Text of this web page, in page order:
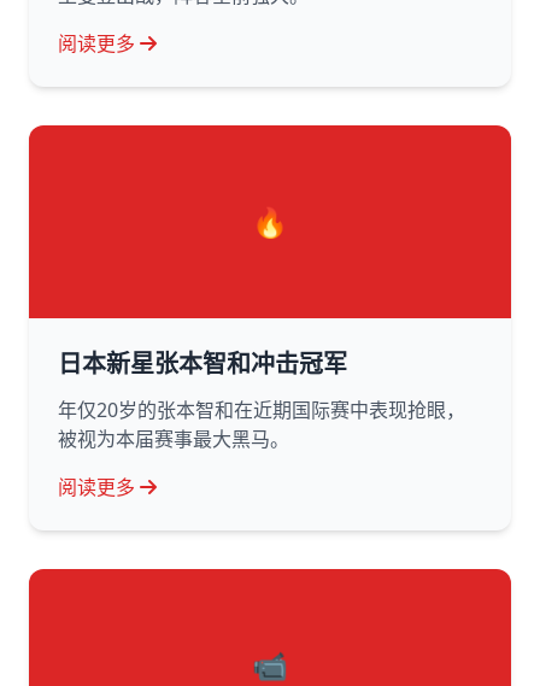
阅读更多
🔥
日本新星张本智和冲击冠军
年仅20岁的张本智和在近期国际赛中表现抢眼，
被视为本届赛事最大黑马。
阅读更多
📹